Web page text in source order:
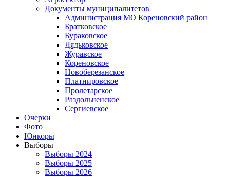
Документы муниципалитетов
Администрация МО Кореновский район
Братковское
Бураковское
Дядьковское
Журавское
Кореновское
Новоберезанское
Платнировское
Пролетарское
Раздольненское
Сергиевское
Очерки
Фото
Юнкоры
Выборы
Выборы 2024
Выборы 2025
Выборы 2026